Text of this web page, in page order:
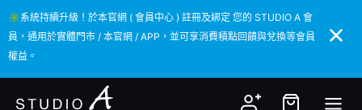
✳️系統持續升級！於本官網 ( 會員中心 ) 註冊及綁定 您的 STUDIO A 會
員，通用於實體門市 / 本官網 / APP，並可享消費積點回饋與兌換等會員
權益。
✳️系統持續升級！於本官網 ( 會員中心 ) 註冊及綁定 您的 STUDIO A 會
員，通用於實體門市 / 本官網 / APP，並可享消費積點回饋與兌換等會員
權益。